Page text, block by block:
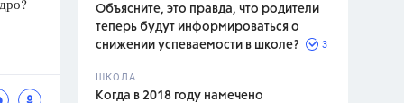
Л.С.,
Объясните, это правда, что родители
теперь будут информироваться о
снижении успеваемости в школе?
3
ШКОЛА
Когда в 2018 году намечено